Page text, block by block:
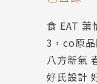
八方新氣
2012年
AND
食 EAT
3，co原
八方新氣
好氏設計